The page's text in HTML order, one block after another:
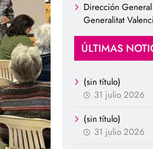
Dirección
Generalitat
ÚLTIMAS
(sin título)
31 julio 2026
(sin título)
31 julio 2026